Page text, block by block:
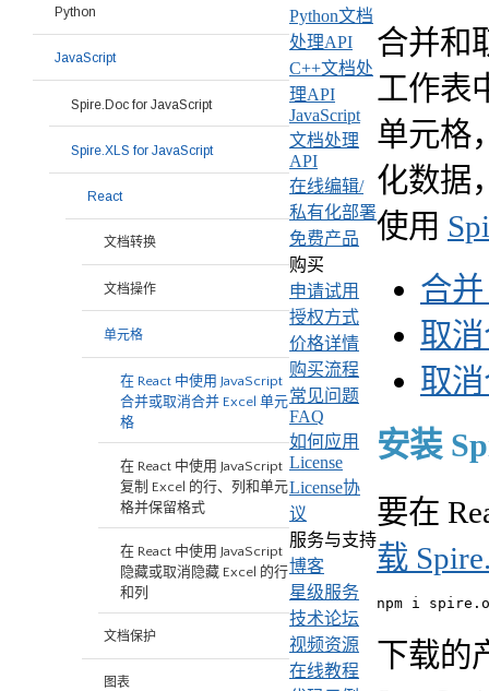
合并和
工作表
单元格
化数据
使用
合
取
取
安装
要在
载
npm i
下载的
Python
JavaScript
Spire.Doc for JavaScript
Spire.XLS for JavaScript
React
文档转换
文档操作
单元格
在 React 中使用 JavaScript
合并或取消合并 Excel 单元
格
在 React 中使用 JavaScript
复制 Excel 的行、列和单元
格并保留格式
在 React 中使用 JavaScript
隐藏或取消隐藏 Excel 的行
和列
文档保护
图表
Python文档
处理API
C++文档处
理API
JavaScript
文档处理
API
在线编辑/
私有化部署
免费产品
购买
申请试用
授权方式
价格详情
购买流程
常见问题
FAQ
如何应用
License
License协
议
服务与支持
博客
星级服务
技术论坛
视频资源
在线教程